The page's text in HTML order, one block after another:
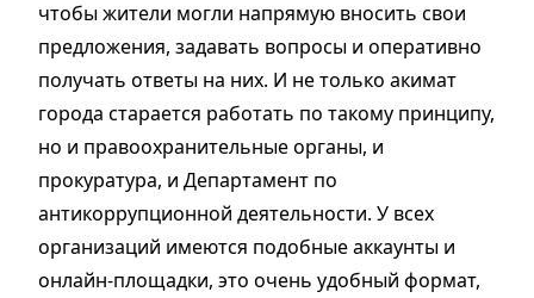
чтобы жители могли напрямую вносить свои
предложения, задавать вопросы и оперативно
получать ответы на них. И не только акимат
города старается работать по такому принципу,
но и правоохранительные органы, и
прокуратура, и Департамент по
антикоррупционной деятельности. У всех
организаций имеются подобные аккаунты и
онлайн-площадки, это очень удобный формат,